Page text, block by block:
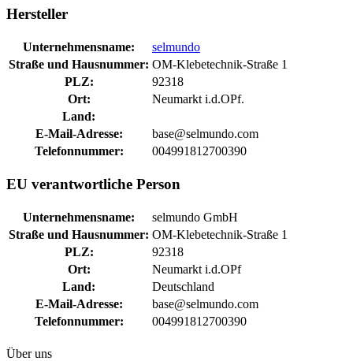
Hersteller
Unternehmensname:
selmundo
Straße und Hausnummer: OM-Klebetechnik-Straße 1
PLZ:
92318
Ort:
Neumarkt i.d.OPf.
Land:
E-Mail-Adresse:
base@selmundo.com
Telefonnummer:
004991812700390
EU verantwortliche Person
Unternehmensname:
selmundo GmbH
Straße und Hausnummer: OM-Klebetechnik-Straße 1
PLZ:
92318
Ort:
Neumarkt i.d.OPf
Land:
Deutschland
E-Mail-Adresse:
base@selmundo.com
Telefonnummer:
004991812700390
Über uns